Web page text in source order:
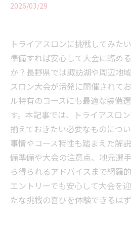
2026/03/29
トライアスロンに挑戦してみた
準備すれば安心して大会に臨め
か？長野県では諏訪湖や周辺地
スロン大会が活発に開催されて
ル特有のコースにも最適な装備
す。本記事では、トライアスロ
揃えておきたい必要なものにつ
事情やコース特性も踏まえた解
備準備や大会の注意点、地元選
ら得られるアドバイスまで網羅
エントリーでも安心して大会を
たな挑戦の喜びを体験できるはず